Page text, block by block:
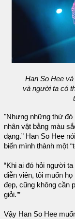
Han So Hee
và người ta có
"Nhưng những thứ đó
nhân vật bằng màu
dạng.” Han So Hee
biến mình thành một
“Khi ai đó hỏi người
diễn viên, tôi muốn
đẹp, cũng không cần
giỏi.’”
Vậy Han So Hee